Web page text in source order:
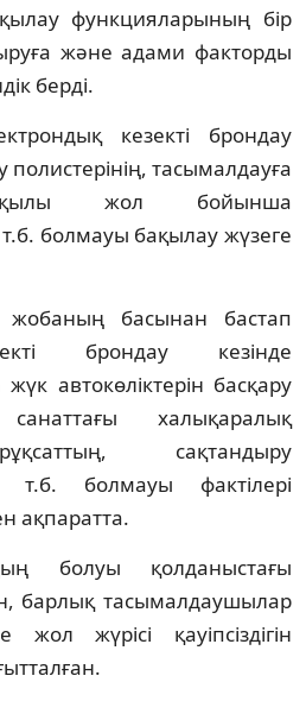
функцияларының бір
және адами факторды
берді.
кезекті брондау
полистерінің, тасымалдауға
ақылы жол бойынша
болмауы бақылау жүзеге
жобаның басынан бастап
брондау кезінде
автокөліктерін басқару
халықаралық
сақтандыру
т.б. болмауы фактілері
ақпаратта.
болуы қолданыстағы
барлық тасымалдаушылар
жүрісі қауіпсіздігін